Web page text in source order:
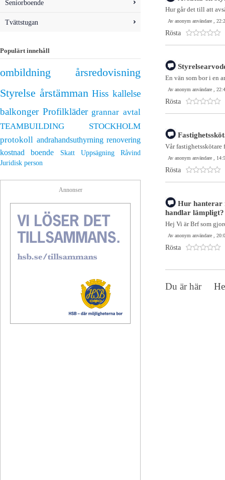
Seniorboende
Tvättstugan
Populärt innehåll
ombildning
årsredovisning
Styrelse årstämman Hiss kallelse
balkonger Profilkläder grannar avtal
TEAMBUILDING STOCKHOLM
protokoll andrahandsuthyrning renovering
kostnad
boende Skatt Uppsägning
Råvind
Juridisk person
Annonser
Hur går det till att
Av anonym användare ,
Rösta
En vän som bor i en
Av anonym användare ,
Rösta
Vår fastighetsskötare
Av anonym användare ,
Rösta
Hur hanterar
handlar lämpligt?
Hej Vi är Brf som
Av anonym användare ,
Rösta
Du är här